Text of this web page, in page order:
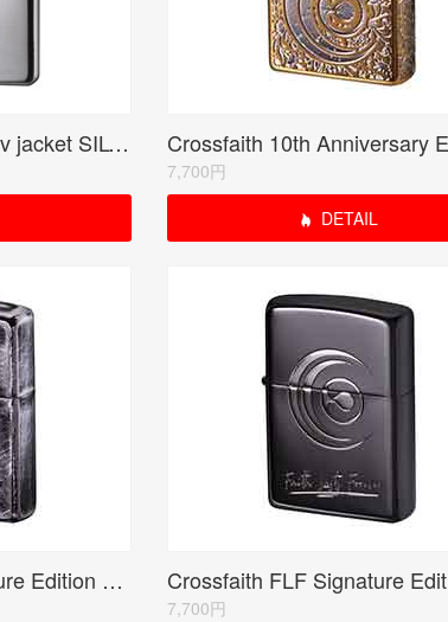
ONE OK ROCK 35xxxv jacket SILVER 受注生産限定品
7,700円
DETAIL
Crossfaith FLF Signature Edition SILVER<ご紹介のみ商品>
7,700円